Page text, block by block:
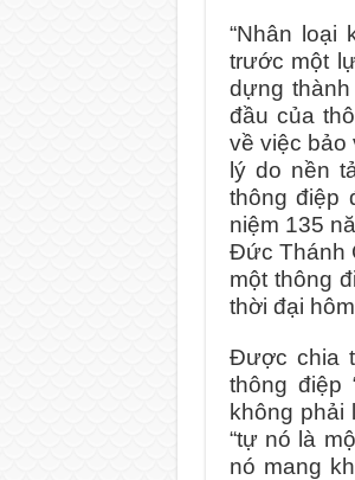
“Nhân loại
trước một
dựng
đầu của
về việc bảo
lý do nền
thông điệp
niệm 135
Đức Thánh
một thông
thời đại
Được chia
thông điệp
không phải
“tự nó là
nó mang